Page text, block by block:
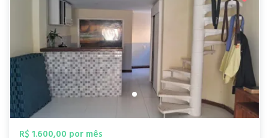
R$ 1.600,00 por mês